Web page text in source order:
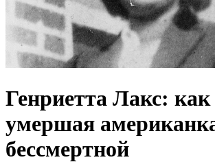
Генриетта Лакс: как
умершая
бессмертной